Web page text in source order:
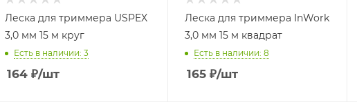
Леска для триммера USPEX
3,0 мм 15 м круг
Есть в наличии: 3
164₽/шт
Леска для триммера InWork
3,0 мм 15 м квадрат
Есть в наличии: 8
165₽/шт